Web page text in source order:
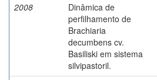
2008
Dinâmica de
perfilhamento de
Brachiaria
decumbens cv.
Basiliski em sistema
silvipastoril.